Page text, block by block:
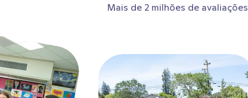
Mais de 2 milhões de avaliações